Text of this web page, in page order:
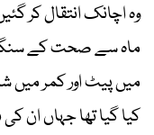
وہ اچانک انتقال کر
ماہ سے صحت کے
میں پیٹ اور کمر میں
کیا گیا تھا جہاں ان